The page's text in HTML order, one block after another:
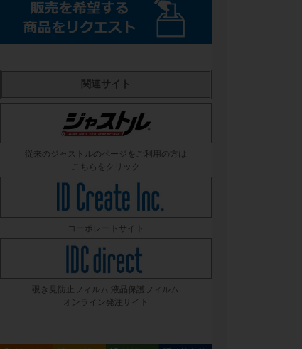
関連サイト
従来のジャストルのページをご利用の方は
こちらをクリック
コーポレートサイト
覗き見防止フィルム 液晶保護フィルム
オンライン発注サイト